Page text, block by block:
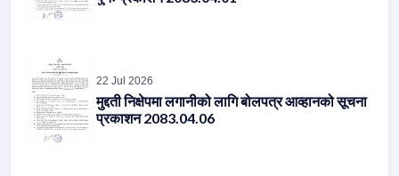
22 Jul 2026
मुद्दती निक्षेपमा लगानीको लागि बोलपत्र आव्हानको सूचना
प्रकाशन 2083.04.06